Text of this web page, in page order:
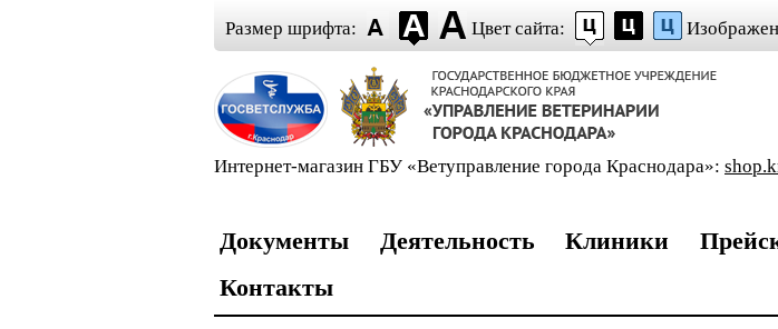
Перейти к основному содержанию
Размер шрифта: Цвет сайта:
Интернет-магазин ГБУ «Ветуправление города Краснодара»:
Документы Деятельность Клиники
Контакты